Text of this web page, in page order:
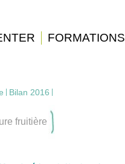
FORMATIONS
Bilan 2016
fruitière